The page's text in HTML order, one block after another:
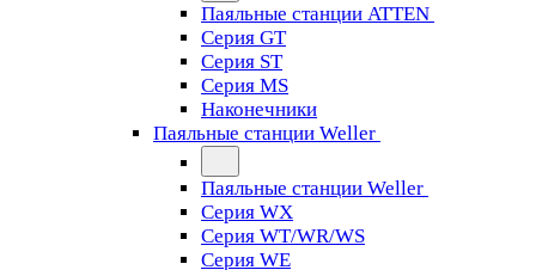
Паяльные станции ATTEN
Серия GT
Серия ST
Серия MS
Наконечники
Паяльные станции Weller
Паяльные станции Weller
Серия WX
Серия WT/WR/WS
Серия WE